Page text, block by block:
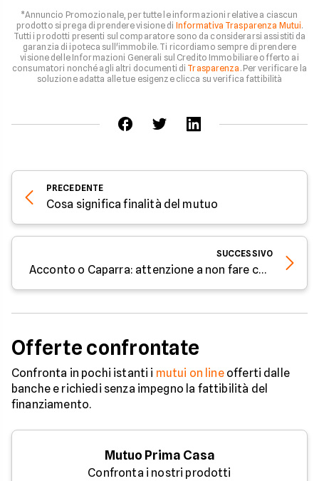
*Annuncio Promozionale, per tutte le informazioni relative a ciascun
prodotto si prega di prendere visione di Informativa Trasparenza Mutui.
Tutti i prodotti presenti sul comparatore sono da considerarsi assistiti da
garanzia di ipoteca sull'immobile. Ti ricordiamo sempre di prendere
visione delle Informazioni Generali sul Credito Immobiliare offerto ai
consumatori nonché agli altri documenti di Trasparenza . Per verificare la
soluzione adatta alle tue esigenze clicca su verifica fattibilità
PRECEDENTE
Cosa significa finalità del mutuo
SUCCESSIVO
Acconto o Caparra: attenzione a non fare confusione
Offerte confrontate
Confronta in pochi istanti i mutui on lineofferti dalle
banche e richiedi senza impegno la fattibilità del
finanziamento.
Mutuo Prima Casa
Confronta i nostri prodotti